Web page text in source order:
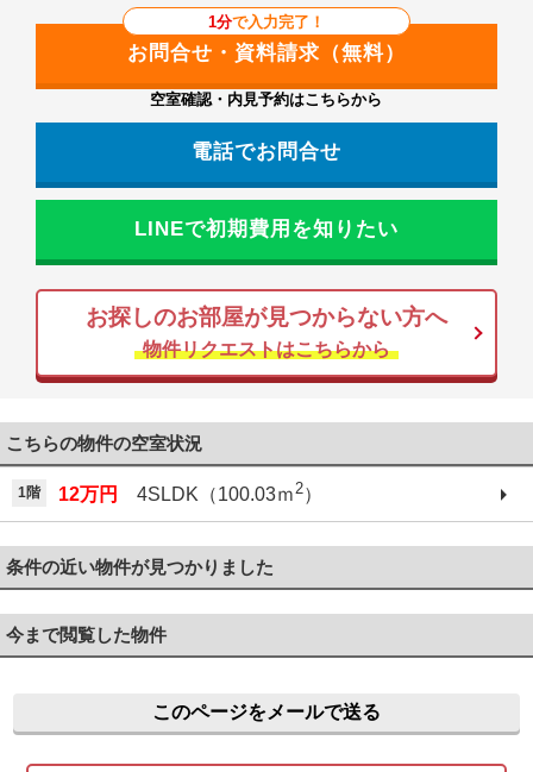
1分で入力完了！
空室確認・内見予約はこちらから
電話でお問合せ
LINEで初期費用を知りたい
お探しのお部屋が見つからない方へ
物件リクエストはこちらから
こちらの物件の空室状況
1階 12万円 4SLDK（100.03ｍ2）
条件の近い物件が見つかりました
今まで閲覧した物件
このページをメールで送る